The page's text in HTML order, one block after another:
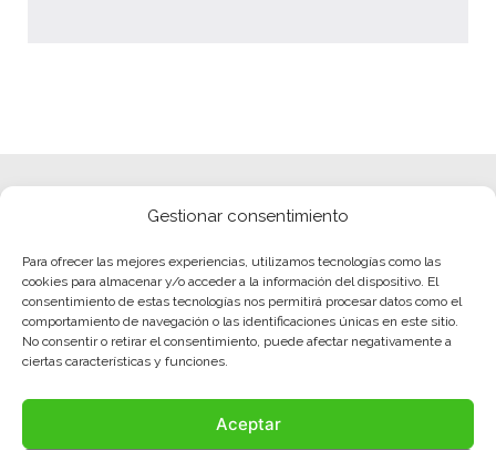
Gestionar consentimiento
Para ofrecer las mejores experiencias, utilizamos tecnologías como las
cookies para almacenar y/o acceder a la información del dispositivo. El
consentimiento de estas tecnologías nos permitirá procesar datos como el
comportamiento de navegación o las identificaciones únicas en este sitio.
No consentir o retirar el consentimiento, puede afectar negativamente a
ciertas características y funciones.
Aceptar